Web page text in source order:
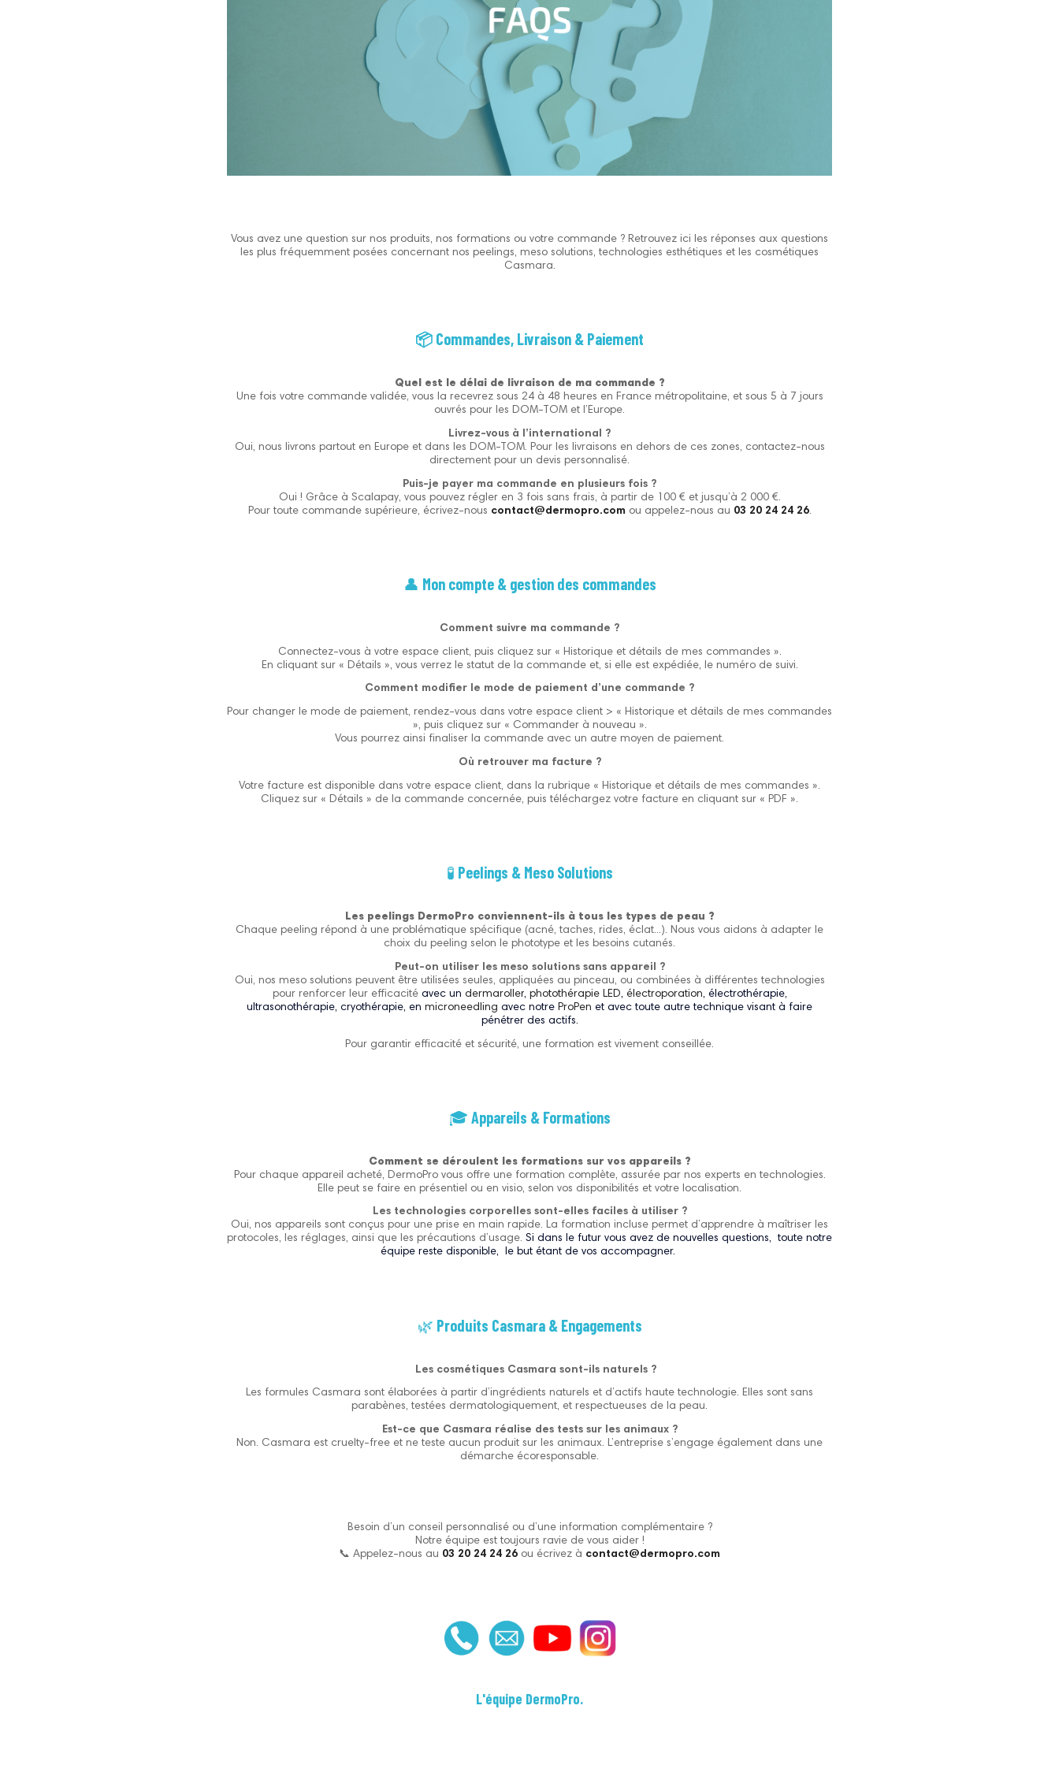
Vous avez une question sur nos produits, nos formations ou votre commande ? Retrouvez ici les réponses aux questions
les plus fréquemment posées concernant nos peelings, meso solutions, technologies esthétiques et les cosmétiques
Casmara.
📦 Commandes, Livraison & Paiement
Quel est le délai de livraison de ma commande ?
Une fois votre commande validée, vous la recevrez sous 24 à 48 heures en France métropolitaine, et sous 5 à 7 jours
ouvrés pour les DOM-TOM et l’Europe.
Livrez-vous à l’international ?
Oui, nous livrons partout en Europe et dans les DOM-TOM. Pour les livraisons en dehors de ces zones, contactez-nous
directement pour un devis personnalisé.
Puis-je payer ma commande en plusieurs fois ?
Oui ! Grâce à Scalapay, vous pouvez régler en 3 fois sans frais, à partir de 100 € et jusqu’à 2 000 €.
Pour toute commande supérieure, écrivez-nous contact@dermopro.com ou appelez-nous au 03 20 24 24 26.
👤 Mon compte & gestion des commandes
Comment suivre ma commande ?
Connectez-vous à votre espace client, puis cliquez sur « Historique et détails de mes commandes ».
En cliquant sur « Détails », vous verrez le statut de la commande et, si elle est expédiée, le numéro de suivi.
Comment modifier le mode de paiement d’une commande ?
Pour changer le mode de paiement, rendez-vous dans votre espace client > « Historique et détails de mes commandes
», puis cliquez sur « Commander à nouveau ».
Vous pourrez ainsi finaliser la commande avec un autre moyen de paiement.
Où retrouver ma facture ?
Votre facture est disponible dans votre espace client, dans la rubrique « Historique et détails de mes commandes ».
Cliquez sur « Détails » de la commande concernée, puis téléchargez votre facture en cliquant sur « PDF ».
🧪 Peelings & Meso Solutions
Les peelings DermoPro conviennent-ils à tous les types de peau ?
Chaque peeling répond à une problématique spécifique (acné, taches, rides, éclat...). Nous vous aidons à adapter le
choix du peeling selon le phototype et les besoins cutanés.
Peut-on utiliser les meso solutions sans appareil ?
Oui, nos meso solutions peuvent être utilisées seules, appliquées au pinceau, ou combinées à différentes technologies
pour renforcer leur efficacité avec un dermaroller, photothérapie LED, électroporation, électrothérapie,
ultrasonothérapie, cryothérapie, en microneedling avec notre ProPen et avec toute autre technique visant à faire
pénétrer des actifs.
Pour garantir efficacité et sécurité, une formation est vivement conseillée.
🎓 Appareils & Formations
Comment se déroulent les formations sur vos appareils ?
Pour chaque appareil acheté, DermoPro vous offre une formation complète, assurée par nos experts en technologies.
Elle peut se faire en présentiel ou en visio, selon vos disponibilités et votre localisation.
Les technologies corporelles sont-elles faciles à utiliser ?
Oui, nos appareils sont conçus pour une prise en main rapide. La formation incluse permet d’apprendre à maîtriser les
protocoles, les réglages, ainsi que les précautions d’usage. Si dans le futur vous avez de nouvelles questions, toute notre
équipe reste disponible, le but étant de vos accompagner.
🌿 Produits Casmara & Engagements
Les cosmétiques Casmara sont-ils naturels ?
Les formules Casmara sont élaborées à partir d’ingrédients naturels et d’actifs haute technologie. Elles sont sans
parabènes, testées dermatologiquement, et respectueuses de la peau.
Est-ce que Casmara réalise des tests sur les animaux ?
Non. Casmara est cruelty-free et ne teste aucun produit sur les animaux. L’entreprise s’engage également dans une
démarche écoresponsable.
Besoin d’un conseil personnalisé ou d’une information complémentaire ?
Notre équipe est toujours ravie de vous aider !
📞 Appelez-nous au 03 20 24 24 26 ou écrivez à contact@dermopro.com
L'équipe DermoPro.